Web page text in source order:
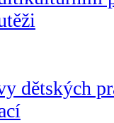
dětských